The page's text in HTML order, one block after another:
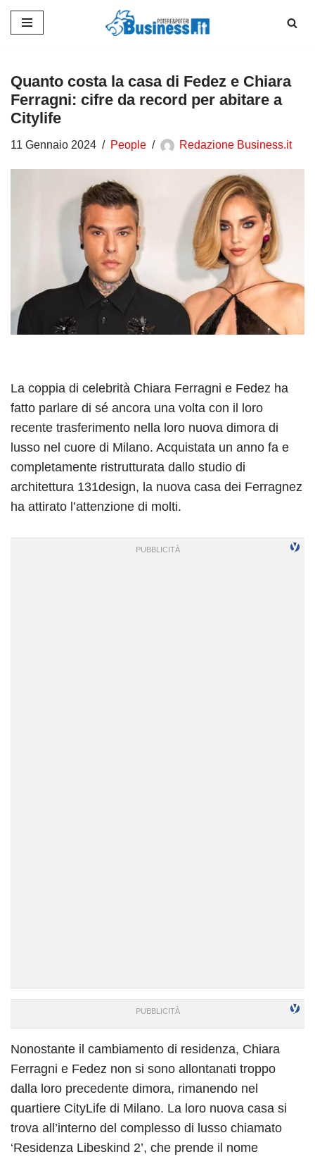
contenuto
Quanto costa la casa di Fedez e Chiara
Ferragni: cifre da record per abitare a
Citylife
11 Gennaio 2024 People Redazione Business.it
La coppia di celebrità Chiara Ferragni e Fedez ha
fatto parlare di sé ancora una volta con il loro
recente trasferimento nella loro nuova dimora di
lusso nel cuore di Milano. Acquistata un anno fa e
completamente ristrutturata dallo studio di
architettura 131design, la nuova casa dei Ferragnez
ha attirato l’attenzione di molti.
Nonostante il cambiamento di residenza, Chiara
Ferragni e Fedez non si sono allontanati troppo
dalla loro precedente dimora, rimanendo nel
quartiere CityLife di Milano. La loro nuova casa si
trova all’interno del complesso di lusso chiamato
‘Residenza Libeskind 2’, che prende il nome